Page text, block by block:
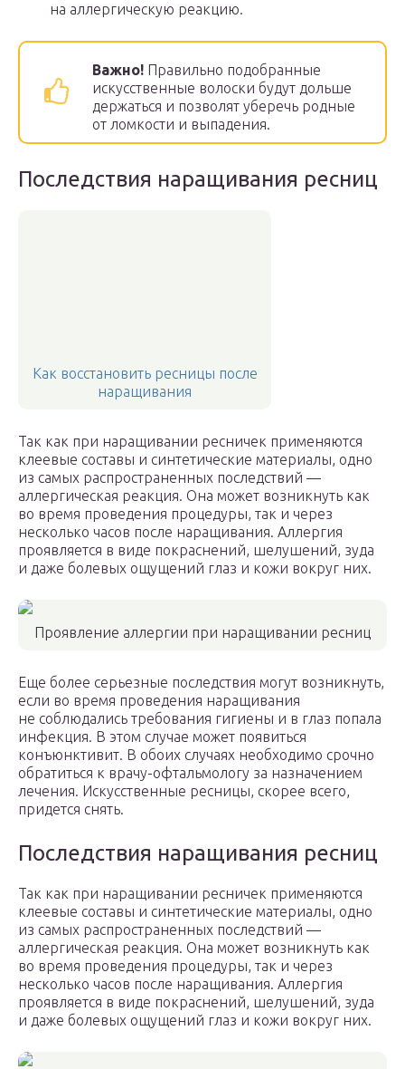
на аллергическую реакцию.
Важно! Правильно подобранные
искусственные волоски будут дольше
держаться и позволят уберечь родные
от ломкости и выпадения.
Последствия наращивания ресниц
Как восстановить ресницы после
наращивания
Так как при наращивании ресничек применяются
клеевые составы и синтетические материалы, одно
из самых распространенных последствий —
аллергическая реакция. Она может возникнуть как
во время проведения процедуры, так и через
несколько часов после наращивания. Аллергия
проявляется в виде покраснений, шелушений, зуда
и даже болевых ощущений глаз и кожи вокруг них.
Проявление аллергии при наращивании ресниц
Еще более серьезные последствия могут возникнуть,
если во время проведения наращивания
не соблюдались требования гигиены и в глаз попала
инфекция. В этом случае может появиться
конъюнктивит. В обоих случаях необходимо срочно
обратиться к врачу-офтальмологу за назначением
лечения. Искусственные ресницы, скорее всего,
придется снять.
Последствия наращивания ресниц
Так как при наращивании ресничек применяются
клеевые составы и синтетические материалы, одно
из самых распространенных последствий —
аллергическая реакция. Она может возникнуть как
во время проведения процедуры, так и через
несколько часов после наращивания. Аллергия
проявляется в виде покраснений, шелушений, зуда
и даже болевых ощущений глаз и кожи вокруг них.